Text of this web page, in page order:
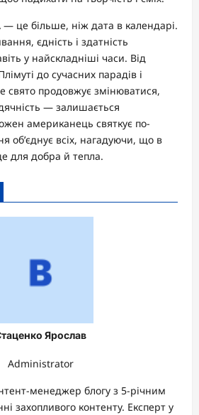
це більше, ніж дата в календарі.
єдність і здатність
у найскладніші часи. Від
до сучасних парадів і
свято продовжує змінюватися,
— залишається
американець святкує по-
об’єднує всіх, нагадуючи, що в
для добра й тепла.
Ярослав
Administrator
менеджер блогу з 5-річним
захопливого контенту. Експерт у